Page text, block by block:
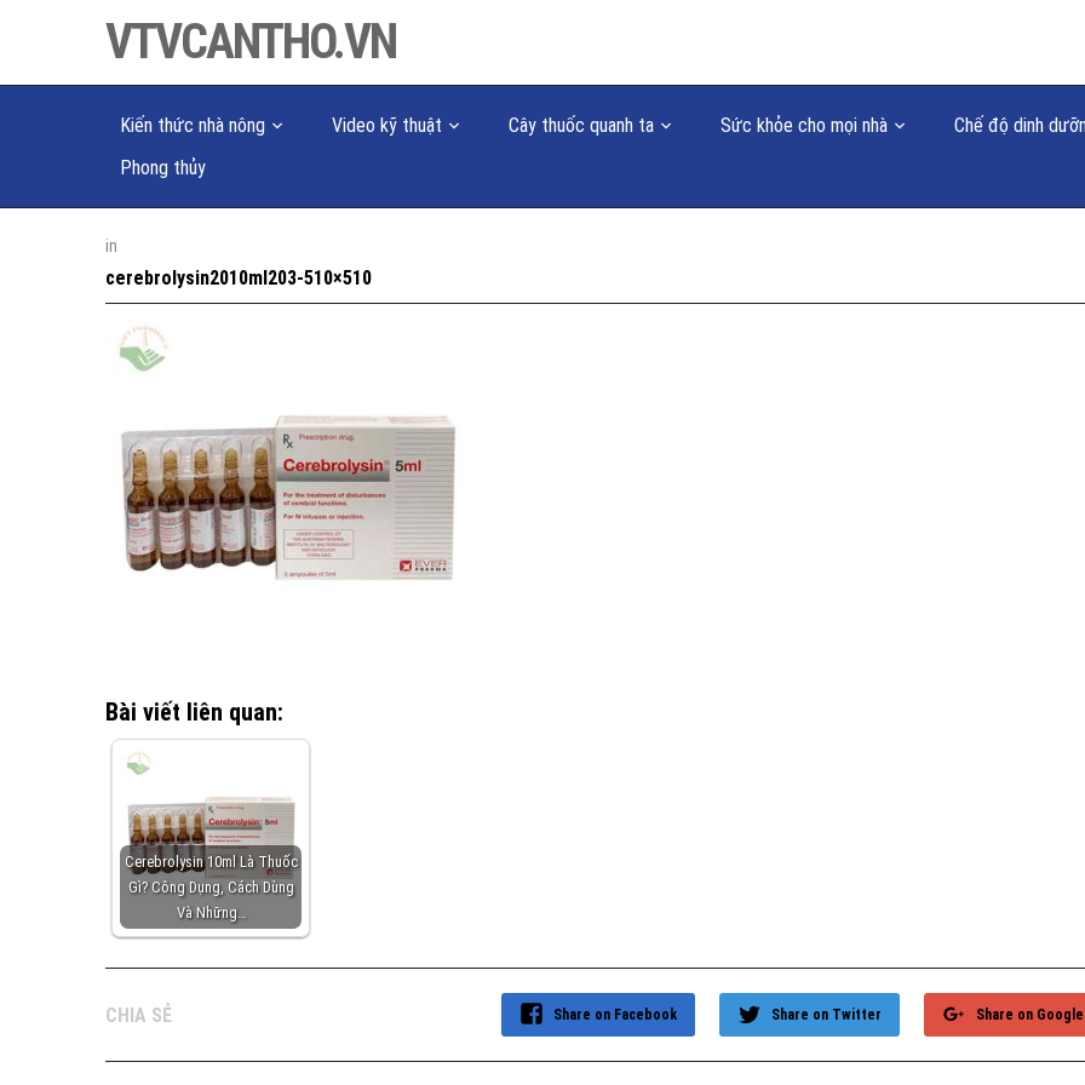
VTVCANTHO.VN
Kiến thức nhà nông Video kỹ thuật Cây thuốc quanh ta Sức khỏe cho mọi nhà
Chế độ dinh
Phong thủy
in
cerebrolysin2010ml203-510×510
Bài viết liên quan:
Cerebrolysin 10ml Là Thuốc
Gì? Công Dụng, Cách Dùng
Và Những…
CHIA SẺ Share on
Share on Twitter
Share on Facebook